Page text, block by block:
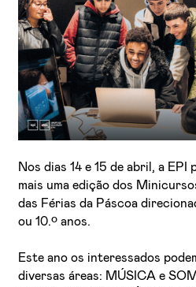
Nos dias 14 e 15 de abril, a
mais uma edição dos
das Férias da Páscoa
ou 10.º anos.
Este ano os interessados
diversas áreas: MÚSICA e